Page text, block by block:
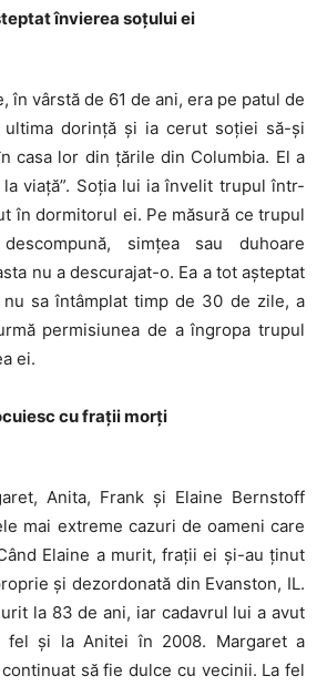
învierea soțului ei
în vârstă de 61 de ani, era pe patul de
dorință și ia cerut soției să-și
casa lor din țările din Columbia. El a
la viață”. Soția lui ia învelit trupul într-
în dormitorul ei. Pe măsură ce trupul
simțea sau duhoare
nu a descurajat-o. Ea a tot așteptat
sa întâmplat timp de 30 de zile, a
permisiunea de a îngropa trupul
ei.
cu frații morți
Anita, Frank și Elaine Bernstoff
mai extreme cazuri de oameni care
Elaine a murit, frații ei și-au ținut
și dezordonată din Evanston, IL.
la 83 de ani, iar cadavrul lui a avut
fel și la Anitei în 2008. Margaret a
să fie dulce cu vecinii. La fel